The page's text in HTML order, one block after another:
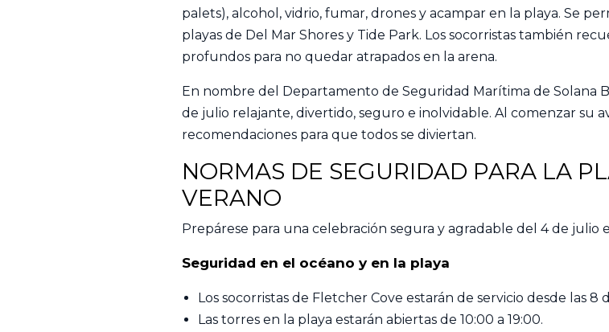
palets), alcohol, vidrio, fumar, drones y acampar en la playa. Se
playas de Del Mar Shores y Tide Park. Los socorristas también
profundos para no quedar atrapados en la arena.
En nombre del Departamento de Seguridad Marítima de Solana
de julio relajante, divertido, seguro e inolvidable. Al comenzar su
recomendaciones para que todos se diviertan.
NORMAS DE SEGURIDAD PARA LA
VERANO
Prepárese para una celebración segura y agradable del 4 de
Seguridad en el océano y en la playa
Los socorristas de Fletcher Cove estarán de servicio desde las 8
Las torres en la playa estarán abiertas de 10:00 a 19:00.